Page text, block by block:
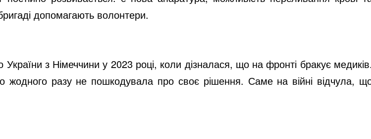
допомагають волонтери.
з Німеччини у 2023 році, коли дізналася, що на фронті бракує
разу не пошкодувала про своє рішення. Саме на війні відчула,